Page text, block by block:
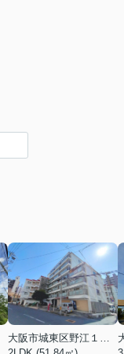
大阪市城東区野江１丁目